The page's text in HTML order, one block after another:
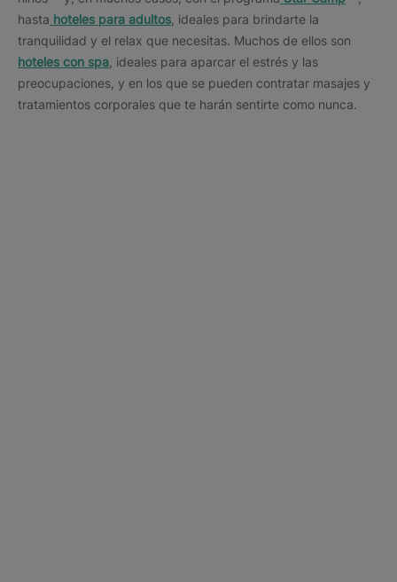
hasta hoteles para adultos , ideales para brindarte la
tranquilidad y el relax que necesitas. Muchos de ellos son
hoteles con spa , ideales para aparcar el estrés y las
preocupaciones, y en los que se pueden contratar masajes y
tratamientos corporales que te harán sentirte como nunca.